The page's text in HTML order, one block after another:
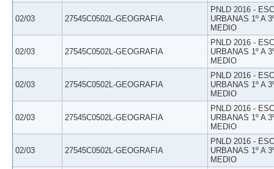
02/03 27545C0502L-GEOGRAFIA
PNLD 2016 -
URBANAS 1º A
MEDIO
02/03 27545C0502L-GEOGRAFIA
PNLD 2016 -
URBANAS 1º A
MEDIO
02/03 27545C0502L-GEOGRAFIA
PNLD 2016 -
URBANAS 1º A
MEDIO
02/03 27545C0502L-GEOGRAFIA
PNLD 2016 -
URBANAS 1º A
MEDIO
02/03 27545C0502L-GEOGRAFIA
PNLD 2016 -
URBANAS 1º A
MEDIO